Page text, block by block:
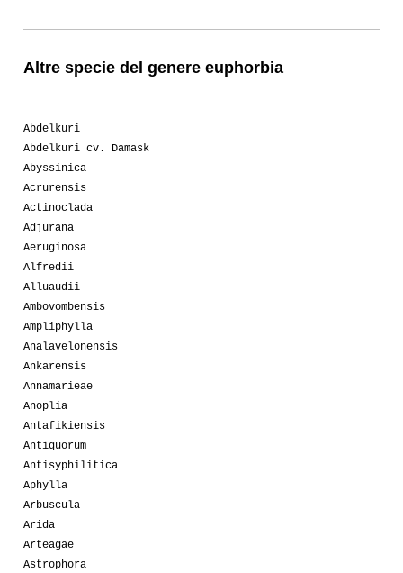
Altre specie del genere euphorbia
Abdelkuri
Abdelkuri cv. Damask
Abyssinica
Acrurensis
Actinoclada
Adjurana
Aeruginosa
Alfredii
Alluaudii
Ambovombensis
Ampliphylla
Analavelonensis
Ankarensis
Annamarieae
Anoplia
Antafikiensis
Antiquorum
Antisyphilitica
Aphylla
Arbuscula
Arida
Arteagae
Astrophora